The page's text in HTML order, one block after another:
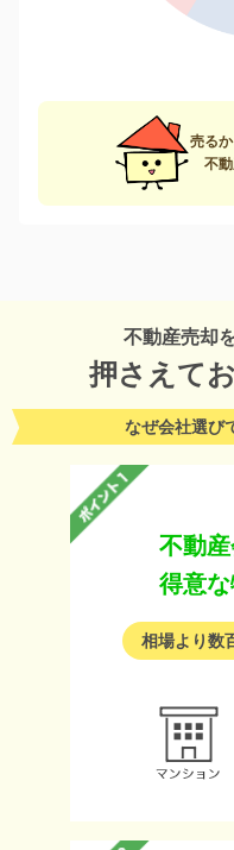
売る
不
不動産売却
押さえて
なぜ会社選び
不動
得意
相場より数